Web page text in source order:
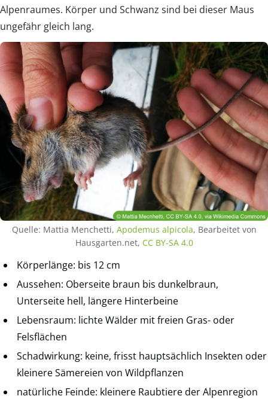
Alpenraumes. Körper und Schwanz sind bei dieser Maus
ungefähr gleich lang.
Quelle: Mattia Menchetti, Apodemus alpicola, Bearbeitet von
Hausgarten.net, CC BY-SA 4.0
Körperlänge: bis 12 cm
Aussehen: Oberseite braun bis dunkelbraun,
Unterseite hell, längere Hinterbeine
Lebensraum: lichte Wälder mit freien Gras- oder
Felsflächen
Schadwirkung: keine, frisst hauptsächlich Insekten oder
kleinere Sämereien von Wildpflanzen
natürliche Feinde: kleinere Raubtiere der Alpenregion